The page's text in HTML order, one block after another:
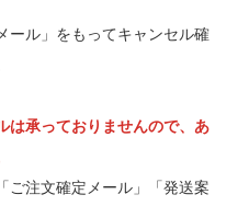
ール」をもってキャンセル確
は承っておりませんので、あ
ご注文確定メール」「発送案